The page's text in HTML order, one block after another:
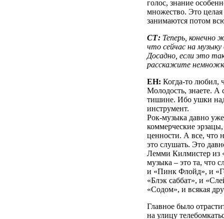
голос, знание
множество. Это
занимаются потом
СТ: Теперь, конечно
что сейчас на
Досадно, если это
расскажите
ЕН: Когда-то любил,
Молодость, знаете. А
тишине. Ибо ушки
инструмент.
Рок-музыка давно
коммерческие
ценности. А все, что
это слушать. Это
Лемми Килмистер из
музыка – это та, что
и «Пинк Флойд», и
«Блэк саббат», и
«Содом», и всякая
Главное было
на улицу